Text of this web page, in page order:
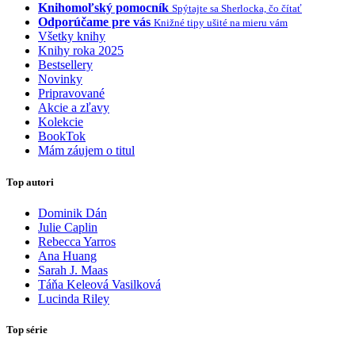
Knihomoľský pomocník Spýtajte sa Sherlocka, čo čítať
Odporúčame pre vás Knižné tipy ušité na mieru vám
Všetky knihy
Knihy roka 2025
Bestsellery
Novinky
Pripravované
Akcie a zľavy
Kolekcie
BookTok
Mám záujem o titul
Top autori
Dominik Dán
Julie Caplin
Rebecca Yarros
Ana Huang
Sarah J. Maas
Táňa Keleová Vasilková
Lucinda Riley
Top série